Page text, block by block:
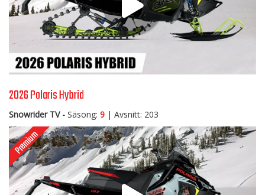
2026 Polaris Hybrid
Snowrider TV - Säsong: 9 | Avsnitt: 203